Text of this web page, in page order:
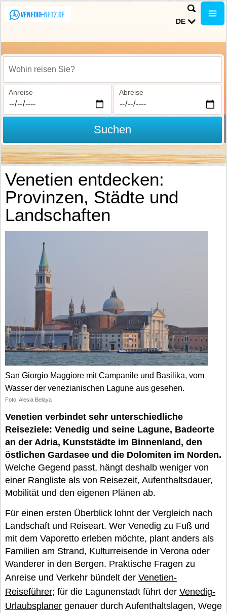
DE
Wohin reisen Sie?
Anreise Abreise
Suchen
Venetien entdecken:
Provinzen, Städte und
Landschaften
San Giorgio Maggiore mit Campanile und Basilika, vom
Wasser der venezianischen Lagune aus gesehen.
Foto: Alesia Belaya
Venetien verbindet sehr unterschiedliche
Reiseziele: Venedig und seine Lagune, Badeorte
an der Adria, Kunststädte im Binnenland, den
östlichen Gardasee und die Dolomiten im Norden.
Welche Gegend passt, hängt deshalb weniger von
einer Rangliste als von Reisezeit, Aufenthaltsdauer,
Mobilität und den eigenen Plänen ab.
Für einen ersten Überblick lohnt der Vergleich nach
Landschaft und Reiseart. Wer Venedig zu Fuß und
mit dem Vaporetto erleben möchte, plant anders als
Familien am Strand, Kulturreisende in Verona oder
Wanderer in den Bergen. Praktische Fragen zu
Anreise und Verkehr bündelt der Venetien-
Reiseführer; für die Lagunenstadt führt der Venedig-
Urlaubsplaner genauer durch Aufenthaltslagen, Wege